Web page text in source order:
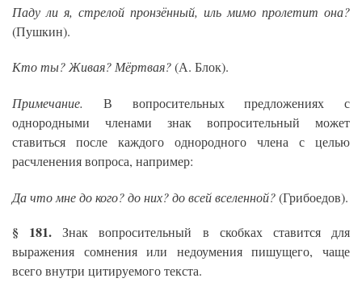
Паду ли я, стрелой пронзённый, иль мимо пролетит она?
(Пушкин).
Кто ты? Живая? Мёртвая?(А. Блок).
Примечание. В вопросительных предложениях с
однородными членами знак вопросительный может
ставиться после каждого однородного члена с целью
расчленения вопроса, например:
Да что мне до кого? до них? до всей вселенной?(Грибоедов).
§ 181. Знак вопросительный в скобках ставится для
выражения сомнения или недоумения пишущего, чаще
всего внутри цитируемого текста.